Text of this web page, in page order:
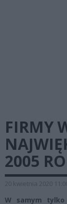
FIRMY
2005
20 kwietnia 2020
W samym